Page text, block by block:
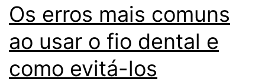
Os erros mais comuns
ao usar o fio dental e
como evitá-los